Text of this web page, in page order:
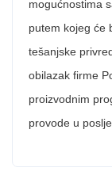
mogućnostima
putem kojeg će
tešanjske
obilazak firme
proizvodnim
provode u